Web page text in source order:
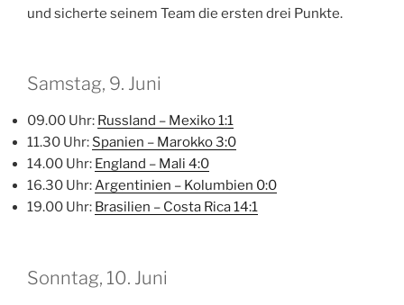
und sicherte seinem Team die ersten drei Punkte.
Samstag, 9. Juni
09.00 Uhr: Russland – Mexiko1:1
11.30 Uhr: Spanien – Marokko3:0
14.00 Uhr: England – Mali 4:0
16.30 Uhr:Argentinien – Kolumbien 0:0
19.00 Uhr: Brasilien – Costa Rica14:1
Sonntag, 10. Juni